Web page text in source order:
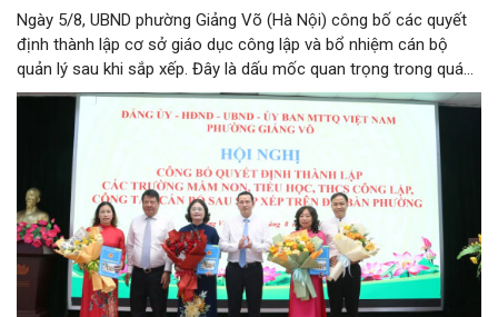
Ngày 5/8, UBND phường Giảng Võ (Hà Nội) công bố các quyết
định thành lập cơ sở giáo dục công lập và bổ nhiệm cán bộ
quản lý sau khi sắp xếp. Đây là dấu mốc quan trọng trong quá
trình kiện toàn tổ chức bộ máy, thực hiện chủ trương tinh gọn,
nâng cao hiệu lực, hiệu quả quản lý theo các nghị quyết của
Trung ương và kế hoạch của UBND TP Hà Nội.